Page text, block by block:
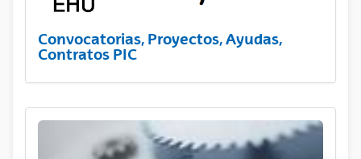
Convocatorias, Proyectos, Ayudas,
Contratos PIC